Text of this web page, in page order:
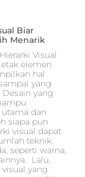
Biar
Menarik
Visual
elemen
hal
yang
yang
dan
siapa pun
visual dapat
teknik
seperti warna,
Lalu,
yang